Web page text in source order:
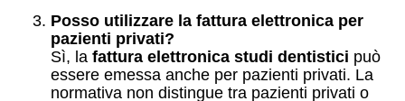
Posso utilizzare la fattura elettronica per
pazienti privati?
Sì, la fattura elettronica studi dentistici può
essere emessa anche per pazienti privati. La
normativa non distingue tra pazienti privati o